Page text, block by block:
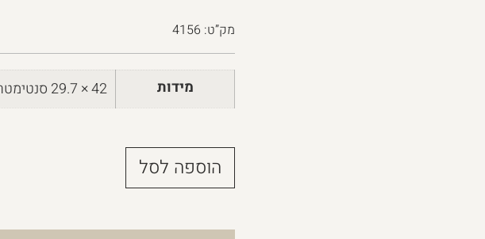
מק”ט:
מידות 42 × 29.7 סנטימטרים
הוספה לסל